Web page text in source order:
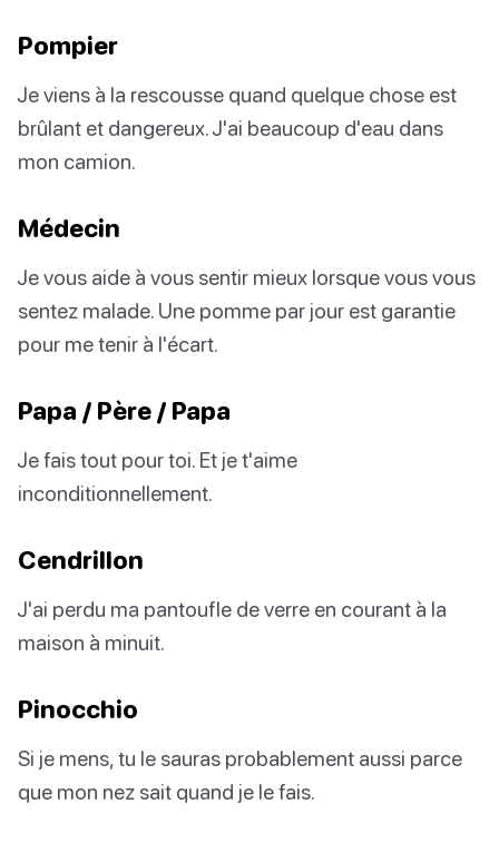
Pompier
Je viens à la rescousse quand quelque chose est
brûlant et dangereux. J'ai beaucoup d'eau dans
mon camion.
Médecin
Je vous aide à vous sentir mieux lorsque vous vous
sentez malade. Une pomme par jour est garantie
pour me tenir à l'écart.
Papa / Père / Papa
Je fais tout pour toi. Et je t'aime
inconditionnellement.
Cendrillon
J'ai perdu ma pantoufle de verre en courant à la
maison à minuit.
Pinocchio
Si je mens, tu le sauras probablement aussi parce
que mon nez sait quand je le fais.